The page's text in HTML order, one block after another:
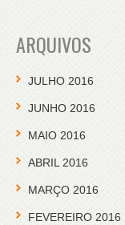
ARQUIVOS
JULHO 2016
JUNHO 2016
MAIO 2016
ABRIL 2016
MARÇO 2016
FEVEREIRO 2016